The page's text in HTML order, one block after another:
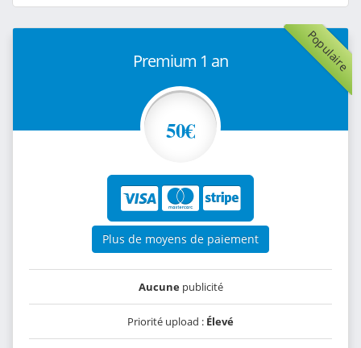
Populaire
Premium 1 an
50€
Plus de moyens de paiement
Aucunepublicité
Priorité upload : Élevé